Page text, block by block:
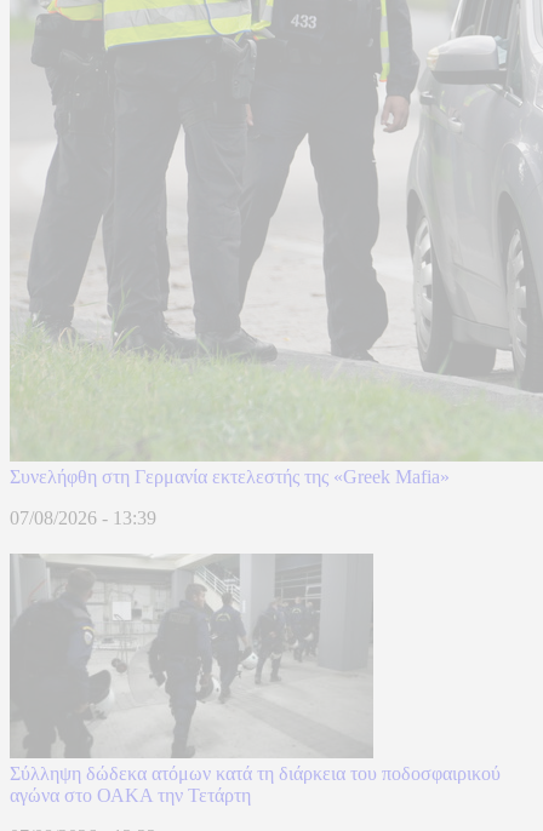
Συνελήφθη στη Γερμανία εκτελεστής της «Greek Mafia»
07/08/2026 - 13:39
Σύλληψη δώδεκα ατόμων κατά τη διάρκεια του ποδοσφαιρικού
αγώνα στο ΟΑΚΑ την Τετάρτη